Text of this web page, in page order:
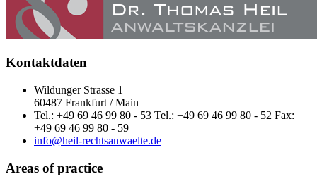
Kontaktdaten
Wildunger Strasse 1
60487 Frankfurt / Main
Tel.: +49 69 46 99 80 - 53 Tel.: +49 69 46 99 80 - 52 Fax:
+49 69 46 99 80 - 59
info@heil-rechtsanwaelte.de
Areas of practice